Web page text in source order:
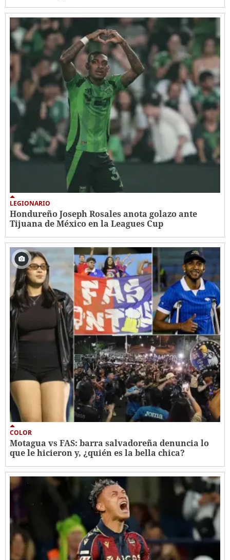
LEGIONARIO
Hondureño Joseph Rosales anota golazo ante
Tijuana de México en la Leagues Cup
COLOR
Motagua vs FAS: barra salvadoreña denuncia lo
que le hicieron y, ¿quién es la bella chica?